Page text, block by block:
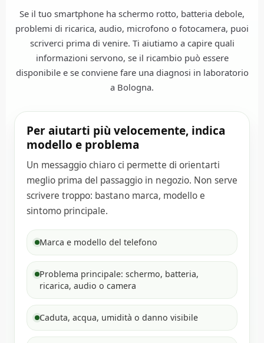
Se il tuo smartphone ha schermo rotto, batteria debole,
problemi di ricarica, audio, microfono o fotocamera, puoi
scriverci prima di venire. Ti aiutiamo a capire quali
informazioni servono, se il ricambio può essere
disponibile e se conviene fare una diagnosi in laboratorio
a Bologna.
Per aiutarti più velocemente, indica
modello e problema
Un messaggio chiaro ci permette di orientarti
meglio prima del passaggio in negozio. Non serve
scrivere troppo: bastano marca, modello e
sintomo principale.
Marca e modello del telefono
Problema principale: schermo, batteria,
ricarica, audio o camera
Caduta, acqua, umidità o danno visibile